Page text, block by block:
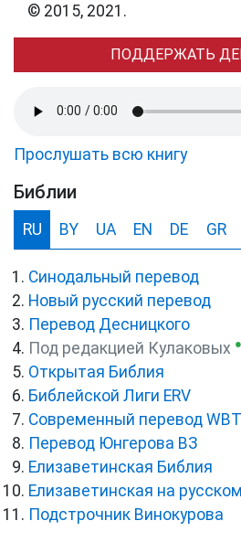
© 2015, 2021.
ПОДДЕРЖАТЬ
Прослушать всю книгу
Библии
RU BY UA EN DE GR
Синодальный перевод
Новый русский перевод
Перевод Десницкого
Под редакцией Кулаковых ●
Открытая Библия
Библейской Лиги ERV
Cовременный перевод
Перевод Юнгерова ВЗ
Елизаветинская Библия
Елизаветинская на русском
Подстрочник Винокурова